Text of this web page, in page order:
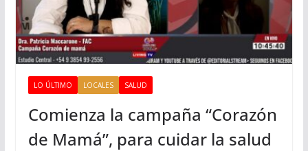
LO ÚLTIMO LOCALES SALUD
Comienza la campaña “Corazón
de Mamá”, para cuidar la salud